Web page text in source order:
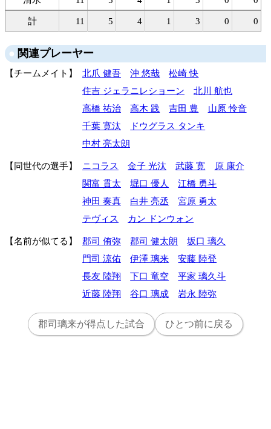
計 11 5 4 1 3 0 0
関連プレーヤー
チームメイト 北爪 健吾 沖 悠哉
松崎 快
住吉 ジェラニレショーン
北川 航也
高橋 祐治
高木 践 吉田 豊
山原 怜音
千葉 寛汰
ドウグラス タンキ
中村 亮太朗
同世代の選手 ニコラス 金子 光汰 武藤 寛
原 康介
関富 貫太
堀口 優人
江橋 勇斗
神田 奏真
白井 亮丞
宮原 勇太
テヴィス
カン ドンウォン
名前が似てる 郡司 侑弥 郡司 健太朗
坂口 璃久
門司 涼佑
伊澤 璃来
安藤 陸登
長友 陸翔
下口 竜空
平家 璃久斗
近藤 陸翔
谷口 璃成 岩永 陸弥
郡司璃来が得点した試合 ひとつ前に戻る